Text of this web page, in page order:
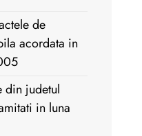
de
acordata in
din judetul
in luna